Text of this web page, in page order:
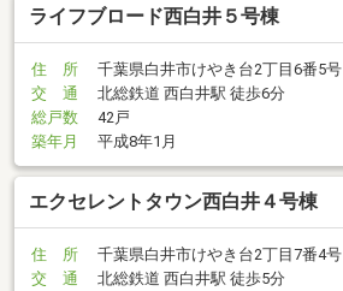
ライフブロード西白井５号棟
住 所
千葉県白井市けやき台2丁目6番5号
交 通
北総鉄道 西白井駅 徒歩6分
総戸数
42戸
築年月
平成8年1月
エクセレントタウン西白井４号棟
住 所
千葉県白井市けやき台2丁目7番4号
交 通
北総鉄道 西白井駅 徒歩5分